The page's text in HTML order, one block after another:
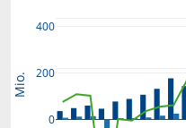
0
200
400
Mio.